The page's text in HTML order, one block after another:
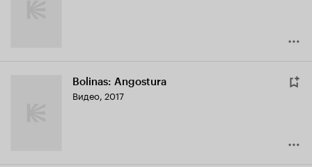
Bolinas: Angostura
Видео, 2017